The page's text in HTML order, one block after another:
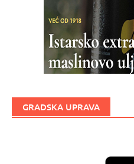
GRADSKA UPRAVA